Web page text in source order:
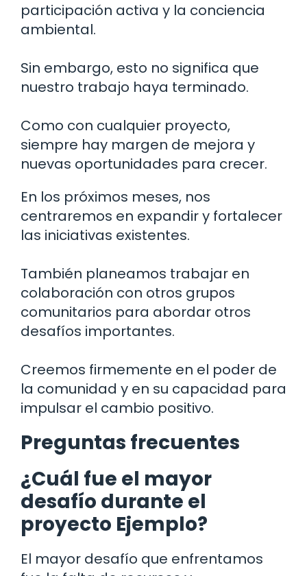
participación activa y la conciencia
ambiental.
Sin embargo, esto no significa que
nuestro trabajo haya terminado.
Como con cualquier proyecto,
siempre hay margen de mejora y
nuevas oportunidades para crecer.
En los próximos meses, nos
centraremos en expandir y fortalecer
las iniciativas existentes.
También planeamos trabajar en
colaboración con otros grupos
comunitarios para abordar otros
desafíos importantes.
Creemos firmemente en el poder de
la comunidad y en su capacidad para
impulsar el cambio positivo.
Preguntas frecuentes
¿Cuál fue el mayor
desafío durante el
proyecto Ejemplo?
El mayor desafío que enfrentamos